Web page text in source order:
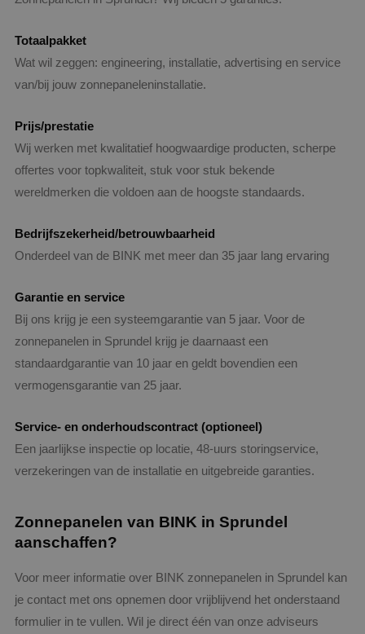
Totaalpakket
Wat wil zeggen: engineering, installatie, advertising en service
van/bij jouw zonnepaneleninstallatie.
Prijs/prestatie
Wij werken met kwalitatief hoogwaardige producten, scherpe
offertes voor topkwaliteit, stuk voor stuk bekende
wereldmerken die voldoen aan de hoogste standaards.
Bedrijfszekerheid/betrouwbaarheid
Onderdeel van de BINK met meer dan 35 jaar lang ervaring
Garantie en service
Bij ons krijg je een systeemgarantie van 5 jaar. Voor de
zonnepanelen in Sprundel krijg je daarnaast een
standaardgarantie van 10 jaar en geldt bovendien een
vermogensgarantie van 25 jaar.
Service- en onderhoudscontract (optioneel)
Een jaarlijkse inspectie op locatie, 48-uurs storingservice,
verzekeringen van de installatie en uitgebreide garanties.
Zonnepanelen van BINK in Sprundel
aanschaffen?
Voor meer informatie over BINK zonnepanelen in Sprundel kan
je contact met ons opnemen door vrijblijvend het onderstaand
formulier in te vullen. Wil je direct één van onze adviseurs